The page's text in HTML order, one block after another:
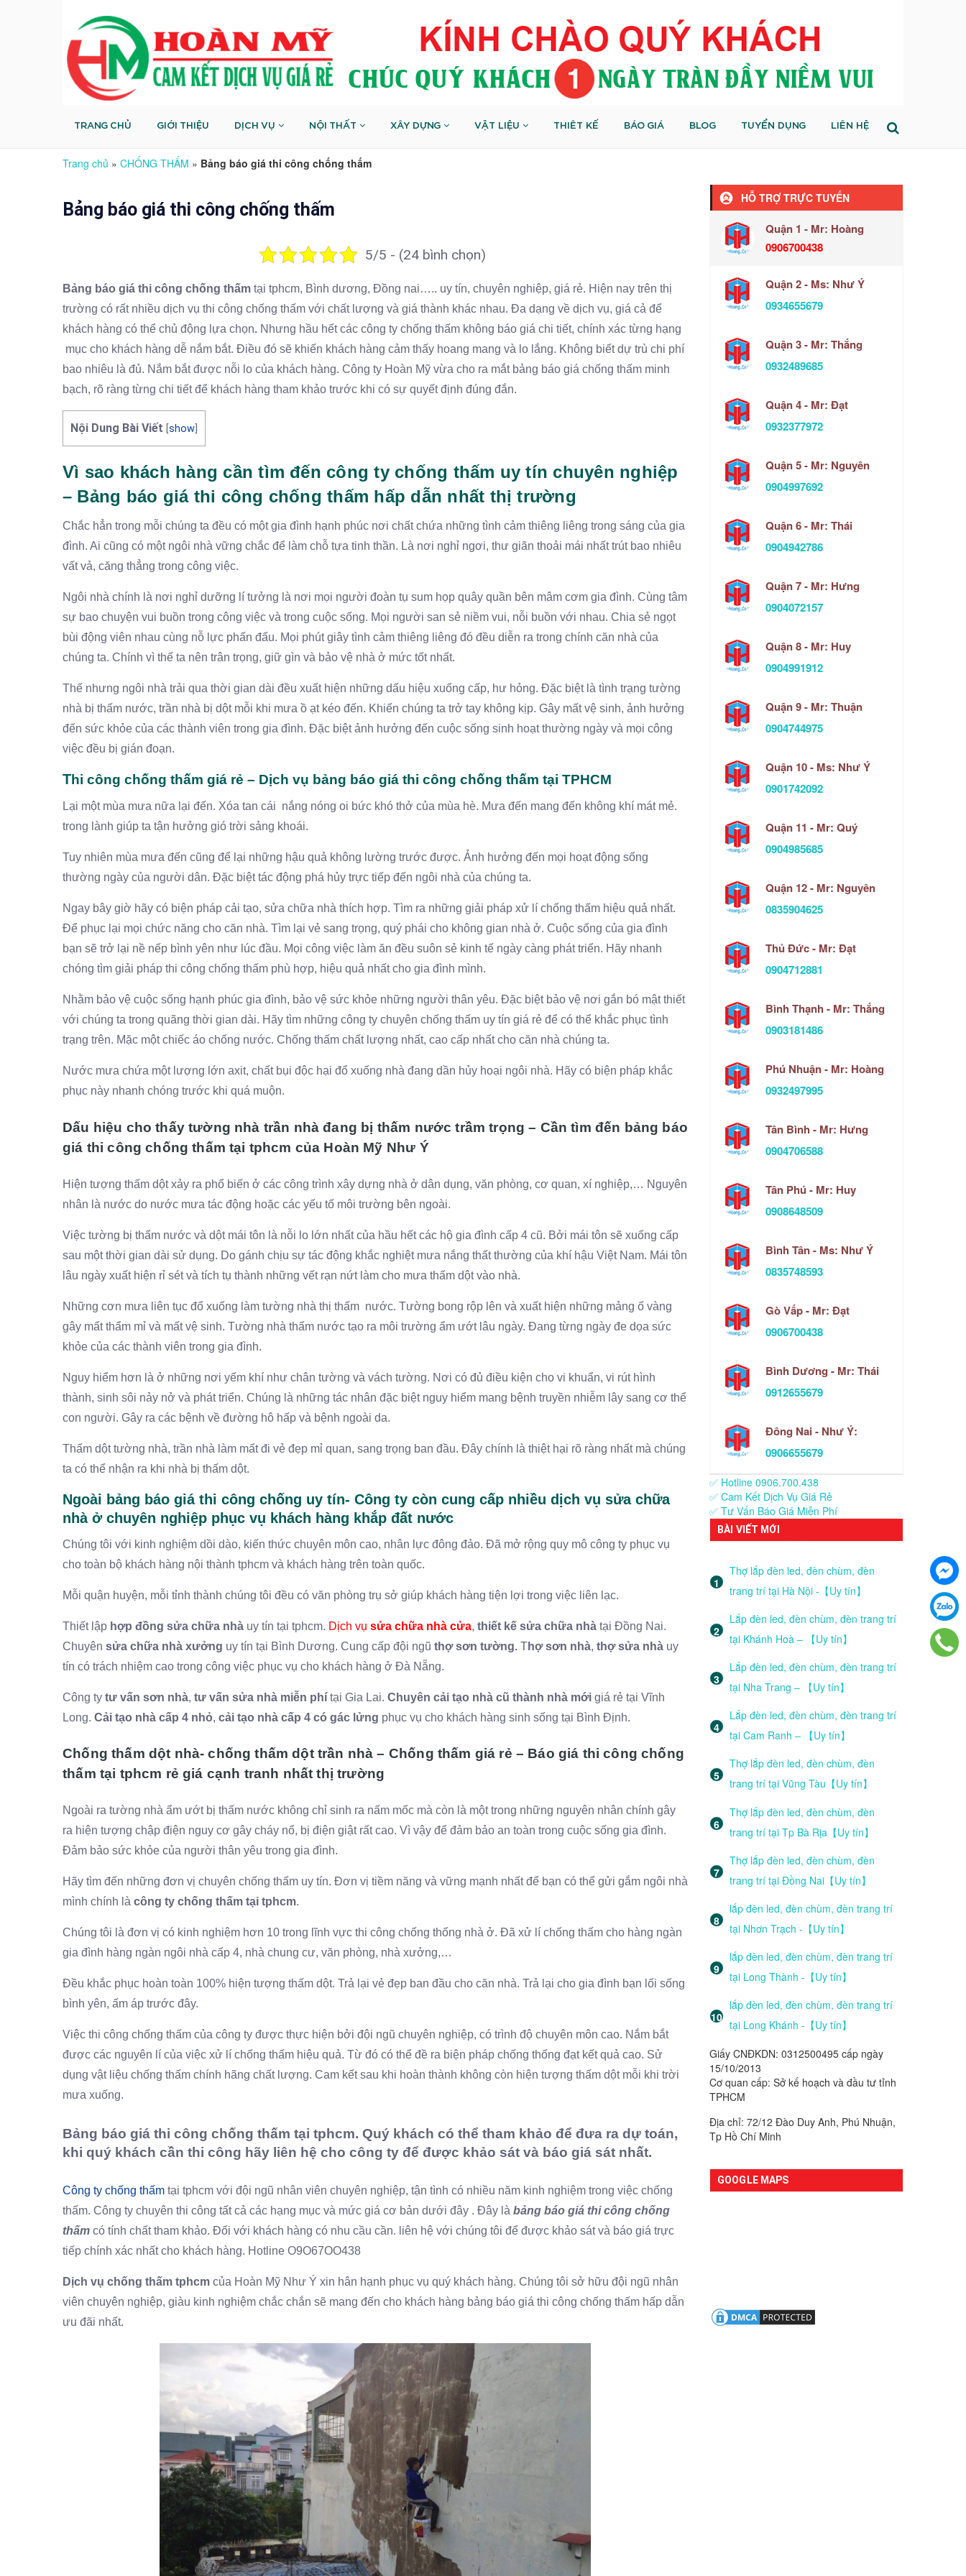
TRANG CHỦ GIỚI THIỆU DỊCH VỤ NỘI THẤT XÂY DỰNG VẬT LIỆU THIÊT KẾ BÁO GIÁ BLOG TUYỂN DỤNG LIÊN HỆ
Trang chủ » CHỐNG THẤM » Bảng báo giá thi công chống thấm
Bảng báo giá thi công chống thấm
5/5 - (24 bình chọn)
Bảng báo giá thi công chống thấm tại tphcm, Bình dương, Đồng nai….. uy tín, chuyên nghiệp, giá rẻ. Hiện nay trên thị
trường có rất nhiều dịch vụ thi công chống thấm với chất lượng và giá thành khác nhau. Đa dạng về dịch vụ, giá cả để
khách hàng có thể chủ động lựa chọn. Nhưng hầu hết các công ty chống thấm không báo giá chi tiết, chính xác từng hạng
mục cho khách hàng dễ nắm bắt. Điều đó sẽ khiến khách hàng cảm thấy hoang mang và lo lắng. Không biết dự trù chi phí
bao nhiêu là đủ. Nắm bắt được nỗi lo của khách hàng. Công ty Hoàn Mỹ vừa cho ra mắt bảng báo giá chống thấm minh
bạch, rõ ràng từng chi tiết để khách hàng tham khảo trước khi có sự quyết định đúng đắn.
Nội Dung Bài Viết show
Vì sao khách hàng cần tìm đến công ty chống thấm uy tín chuyên nghiệp
– Bảng báo giá thi công chống thấm hấp dẫn nhất thị trường
Chắc hẳn trong mỗi chúng ta đều có một gia đình hạnh phúc nơi chất chứa những tình cảm thiêng liêng trong sáng của gia
đình. Ai cũng có một ngôi nhà vững chắc để làm chỗ tựa tinh thần. Là nơi nghỉ ngơi, thư giãn thoải mái nhất trút bao nhiêu
vất vả, căng thẳng trong công việc.
Ngôi nhà chính là nơi nghỉ dưỡng lí tưởng là nơi mọi người đoàn tụ sum họp quây quần bên mâm cơm gia đình. Cùng tâm
sự bao chuyện vui buồn trong công việc và trong cuộc sống. Mọi người san sẻ niềm vui, nỗi buồn với nhau. Chia sẻ ngọt
bùi động viên nhau cùng nỗ lực phấn đấu. Mọi phút giây tình cảm thiêng liêng đó đều diễn ra trong chính căn nhà của
chúng ta. Chính vì thế ta nên trân trọng, giữ gìn và bảo vệ nhà ở mức tốt nhất.
Thế nhưng ngôi nhà trải qua thời gian dài đều xuất hiện những dấu hiệu xuống cấp, hư hỏng. Đặc biệt là tình trạng tường
nhà bị thấm nước, trần nhà bị dột mỗi khi mưa ồ ạt kéo đến. Khiến chúng ta trở tay không kịp. Gây mất vệ sinh, ảnh hưởng
đến sức khỏe của các thành viên trong gia đình. Đặc biệt ảnh hưởng đến cuộc sống sinh hoạt thường ngày và mọi công
việc đều bị gián đoạn.
Thi công chống thấm giá rẻ – Dịch vụ bảng báo giá thi công chống thấm tại TPHCM
Lại một mùa mưa nữa lại đến. Xóa tan cái nắng nóng oi bức khó thở của mùa hè. Mưa đến mang đến không khí mát mẻ.
trong lành giúp ta tận hưởng gió trời sảng khoái.
Tuy nhiên mùa mưa đến cũng để lại những hậu quả không lường trước được. Ảnh hưởng đến mọi hoạt động sống
thường ngày của người dân. Đặc biệt tác động phá hủy trực tiếp đến ngôi nhà của chúng ta.
Ngay bây giờ hãy có biện pháp cải tạo, sửa chữa nhà thích hợp. Tìm ra những giải pháp xử lí chống thấm hiệu quả nhất.
Để phục lại mọi chức năng cho căn nhà. Tìm lại vẻ sang trọng, quý phái cho không gian nhà ở. Cuộc sống của gia đình
bạn sẽ trở lại nề nếp bình yên như lúc đầu. Mọi công việc làm ăn đều suôn sẻ kinh tế ngày càng phát triển. Hãy nhanh
chóng tìm giải pháp thi công chống thấm phù hợp, hiệu quả nhất cho gia đình mình.
Nhằm bảo vệ cuộc sống hạnh phúc gia đình, bảo vệ sức khỏe những người thân yêu. Đặc biệt bảo vệ nơi gắn bó mật thiết
với chúng ta trong quãng thời gian dài. Hãy tìm những công ty chuyên chống thấm uy tín giá rẻ để có thể khắc phục tình
trạng trên. Mặc một chiếc áo chống nước. Chống thấm chất lượng nhất, cao cấp nhất cho căn nhà chúng ta.
Nước mưa chứa một lượng lớn axit, chất bụi độc hại đổ xuống nhà đang dần hủy hoại ngôi nhà. Hãy có biện pháp khắc
phục này nhanh chóng trước khi quá muộn.
Dấu hiệu cho thấy tường nhà trần nhà đang bị thấm nước trầm trọng – Cần tìm đến bảng báo
giá thi công chống thấm tại tphcm của Hoàn Mỹ Như Ý
Hiện tượng thấm dột xảy ra phổ biến ở các công trình xây dựng nhà ở dân dụng, văn phòng, cơ quan, xí nghiệp,… Nguyên
nhân là nước do nước mưa tác động hoặc các yếu tố môi trường bên ngoài.
Việc tường bị thấm nước và dột mái tôn là nỗi lo lớn nhất của hầu hết các hộ gia đình cấp 4 cũ. Bởi mái tôn sẽ xuống cấp
sau một thời gian dài sử dụng. Do gánh chịu sự tác động khắc nghiệt mưa nắng thất thường của khí hậu Việt Nam. Mái tôn
lâu ngày xuất hiện rỉ sét và tích tụ thành những vết rạn nứt làm cho mưa thấm dột vào nhà.
Những cơn mưa liên tục đổ xuống làm tường nhà thị thấm nước. Tường bong rộp lên và xuất hiện những mảng ố vàng
gây mất thẩm mỉ và mất vệ sinh. Tường nhà thấm nước tạo ra môi trường ẩm ướt lâu ngày. Đang từng ngày đe dọa sức
khỏe của các thành viên trong gia đình.
Nguy hiểm hơn là ở những nơi yếm khí như chân tường và vách tường. Nơi có đủ điều kiện cho vi khuẩn, vi rút hình
thành, sinh sôi nảy nở và phát triển. Chúng là những tác nhân đặc biệt nguy hiểm mang bệnh truyền nhiễm lây sang cơ thể
con người. Gây ra các bệnh về đường hô hấp và bệnh ngoài da.
Thấm dột tường nhà, trần nhà làm mất đi vẻ đẹp mỉ quan, sang trọng ban đầu. Đây chính là thiệt hại rõ ràng nhất mà chúng
ta có thể nhận ra khi nhà bị thấm dột.
Ngoài bảng báo giá thi công chống uy tín- Công ty còn cung cấp nhiều dịch vụ sửa chữa
nhà ở chuyên nghiệp phục vụ khách hàng khắp đất nước
Chúng tôi với kinh nghiệm dồi dào, kiến thức chuyên môn cao, nhân lực đông đảo. Đã mở rộng quy mô công ty phục vụ
cho toàn bộ khách hàng nội thành tphcm và khách hàng trên toàn quốc.
Mỗi quận huyện, mỗi tỉnh thành chúng tôi đều có văn phòng trụ sở giúp khách hàng tiện lợi trong việc liên lạc.
Thiết lập hợp đồng sửa chữa nhà uy tín tại tphcm. Dịch vụ sửa chữa nhà cửa, thiết kế sửa chữa nhà tại Đồng Nai.
Chuyên sửa chữa nhà xưởng uy tín tại Bình Dương. Cung cấp đội ngũ thợ sơn tường. Thợ sơn nhà, thợ sửa nhà uy
tín có trách nhiệm cao trong công việc phục vụ cho khách hàng ở Đà Nẵng.
Công ty tư vấn sơn nhà, tư vấn sửa nhà miễn phí tại Gia Lai. Chuyên cải tạo nhà cũ thành nhà mới giá rẻ tại Vĩnh
Long. Cải tạo nhà cấp 4 nhỏ, cải tạo nhà cấp 4 có gác lửng phục vụ cho khách hàng sinh sống tại Bình Định.
Chống thấm dột nhà- chống thấm dột trần nhà – Chống thấm giá rẻ – Báo giá thi công chống
thấm tại tphcm rẻ giá cạnh tranh nhất thị trường
Ngoài ra tường nhà ẩm ướt bị thấm nước không chỉ sinh ra nấm mốc mà còn là một trong những nguyên nhân chính gây
ra hiện tượng chập điện nguy cơ gây cháy nổ, bị điện giật rất cao. Vì vậy để đảm bảo an toàn trong cuộc sống gia đình.
Đảm bảo sức khỏe của người thân yêu trong gia đình.
Hãy tìm đến những đơn vị chuyên chống thấm uy tín. Đơn vị tiềm năng và vững mạnh nhất để bạn có thể gửi gắm ngôi nhà
mình chính là công ty chống thấm tại tphcm.
Chúng tôi là đơn vị có kinh nghiệm hơn 10 trong lĩnh vực thi công chống thống nhà ở. Đã xử lí chống thấm cho hàng ngàn
gia đình hàng ngàn ngôi nhà cấp 4, nhà chung cư, văn phòng, nhà xưởng,…
Đều khắc phục hoàn toàn 100% hiện tượng thấm dột. Trả lại vẻ đẹp ban đầu cho căn nhà. Trả lại cho gia đình bạn lối sống
bình yên, ấm áp trước đây.
Việc thi công chống thấm của công ty được thực hiện bởi đội ngũ chuyên nghiệp, có trình độ chuyên môn cao. Nắm bắt
được các nguyên lí của việc xử lí chống thấm hiệu quả. Từ đó có thể đề ra biện pháp chống thống đạt kết quả cao. Sử
dụng vật liệu chống thấm chính hãng chất lượng. Cam kết sau khi hoàn thành không còn hiện tượng thấm dột mỗi khi trời
mưa xuống.
Bảng báo giá thi công chống thấm tại tphcm. Quý khách có thể tham khảo để đưa ra dự toán,
khi quý khách cần thi công hãy liên hệ cho công ty để được khảo sát và báo giá sát nhất.
Công ty chống thấm tại tphcm với đội ngũ nhân viên chuyên nghiệp, tận tình có nhiều năm kinh nghiệm trong việc chống
thấm. Công ty chuyên thi công tất cả các hạng mục và mức giá cơ bản dưới đây . Đây là bảng báo giá thi công chống
thấm có tính chất tham khảo. Đối với khách hàng có nhu cầu cần. liên hệ với chúng tôi để được khảo sát và báo giá trực
tiếp chính xác nhất cho khách hàng. Hotline O9O67OO438
Dịch vụ chống thấm tphcm của Hoàn Mỹ Như Ý xin hân hạnh phục vụ quý khách hàng. Chúng tôi sở hữu đội ngũ nhân
viên chuyên nghiệp, giàu kinh nghiệm chắc chắn sẽ mang đến cho khách hàng bảng báo giá thi công chống thấm hấp dẫn
ưu đãi nhất.
HỖ TRỢ TRỰC TUYẾN
Quận 1 - Mr: Hoàng
0906700438
Quận 2 - Ms: Như Ý
0934655679
Quận 3 - Mr: Thắng
0932489685
Quận 4 - Mr: Đạt
0932377972
Quận 5 - Mr: Nguyên
0904997692
Quận 6 - Mr: Thái
0904942786
Quận 7 - Mr: Hưng
0904072157
Quận 8 - Mr: Huy
0904991912
Quận 9 - Mr: Thuận
0904744975
Quận 10 - Ms: Như Ý
0901742092
Quận 11 - Mr: Quý
0904985685
Quận 12 - Mr: Nguyên
0835904625
Thủ Đức - Mr: Đạt
0904712881
Bình Thạnh - Mr: Thắng
0903181486
Phú Nhuận - Mr: Hoàng
0932497995
Tân Bình - Mr: Hưng
0904706588
Tân Phú - Mr: Huy
0908648509
Bình Tân - Ms: Như Ý
0835748593
Gò Vấp - Mr: Đạt
0906700438
Bình Dương - Mr: Thái
0912655679
Đông Nai - Như Ý:
0906655679
✅ Hotline 0906.700.438
✅ Cam Kết Dịch Vụ Giá Rẻ
✅ Tư Vấn Báo Giá Miễn Phí
BÀI VIẾT MỚI
Thợ lắp đèn led, đèn chùm, đèn
trang trí tại Hà Nội -【Uy tín】
Lắp đèn led, đèn chùm, đèn trang trí
tại Khánh Hoà – 【Uy tín】
Lắp đèn led, đèn chùm, đèn trang trí
tại Nha Trang – 【Uy tín】
Lắp đèn led, đèn chùm, đèn trang trí
tại Cam Ranh – 【Uy tín】
Thợ lắp đèn led, đèn chùm, đèn
trang trí tại Vũng Tàu【Uy tín】
Thợ lắp đèn led, đèn chùm, đèn
trang trí tại Tp Bà Rịa【Uy tín】
Thợ lắp đèn led, đèn chùm, đèn
trang trí tại Đồng Nai【Uy tín】
lắp đèn led, đèn chùm, đèn trang trí
tại Nhơn Trạch -【Uy tín】
lắp đèn led, đèn chùm, đèn trang trí
tại Long Thành -【Uy tín】
lắp đèn led, đèn chùm, đèn trang trí
tại Long Khánh -【Uy tín】
Giấy CNĐKDN: 0312500495 cấp ngày
15/10/2013
Cơ quan cấp: Sở kế hoạch và đầu tư tỉnh
TPHCM
Địa chỉ: 72/12 Đào Duy Anh, Phú Nhuận,
Tp Hồ Chí Minh
GOOGLE MAPS